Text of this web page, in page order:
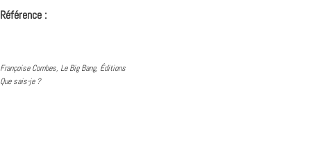
Référence :
Françoise Combes, Le Big Bang, Éditions
Que sais-je ?